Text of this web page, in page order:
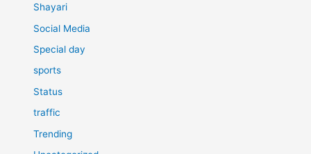
Shayari
Social Media
Special day
sports
Status
traffic
Trending